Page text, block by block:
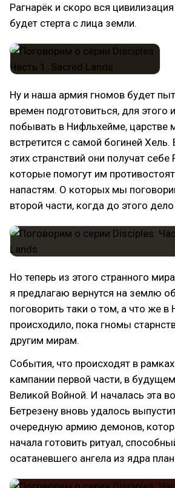
Рагнарёк и скоро вся
будет стерта с лица земли.
Ну и наша армия гномов будет
времен подготовиться, для этого
побывать в Нифльхейме, царстве
встретится с самой богиней Хель.
этих странствий они получат
которые помогут им
напастям. О которых мы
второй части, когда до этого
Но теперь из этого странного
я предлагаю вернутся на землю
поговорить таки о том, а что же в
происходило, пока гномы
другим мирам.
События, что происходят в
кампании первой части, в
Великой Войной. И началась эта
Бетрезену вновь удалось
очередную армию демонов,
начала готовить ритуал,
осатаневшего ангела из ядра